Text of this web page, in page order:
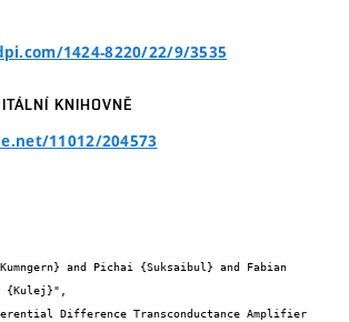
1424-8220/22/9/3535
KNIHOVNĚ
11012/204573
{Kulej}",